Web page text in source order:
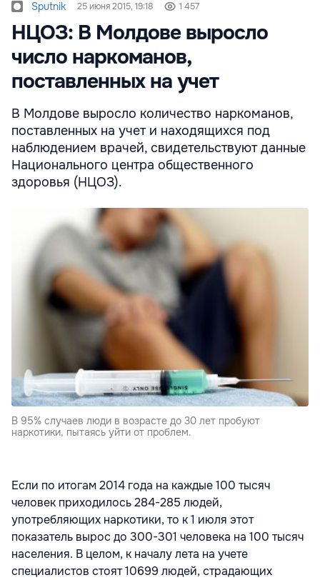
Sputnik 25 июня 2015, 19:18 1 457
НЦОЗ: В Молдове выросло
число наркоманов,
поставленных на учет
В Молдове выросло количество наркоманов,
поставленных на учет и находящихся под
наблюдением врачей, свидетельствуют данные
Национального центра общественного
здоровья (НЦОЗ).
В 95% случаев люди в возрасте до 30 лет пробуют
наркотики, пытаясь уйти от проблем.
Если по итогам 2014 года на каждые 100 тысяч
человек приходилось 284-285 людей,
употребляющих наркотики, то к 1 июля этот
показатель вырос до 300-301 человека на 100 тысяч
населения. В целом, к началу лета на учете
специалистов стоят 10699 людей, страдающих